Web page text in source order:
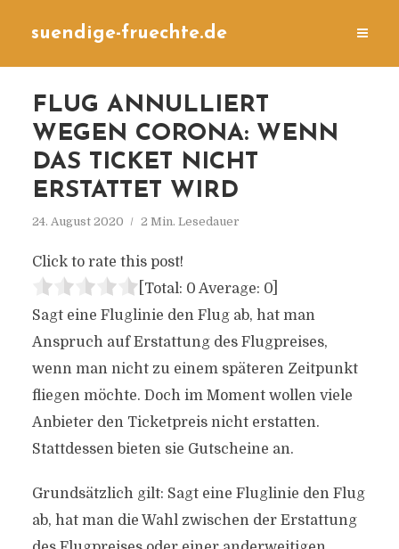
suendige-fruechte.de
FLUG ANNULLIERT
WEGEN CORONA: WENN
DAS TICKET NICHT
ERSTATTET WIRD
24. August 2020 2 Min. Lesedauer
Click to rate this post!
[Total: 0 Average: 0]
Sagt eine Fluglinie den Flug ab, hat man
Anspruch auf Erstattung des Flugpreises,
wenn man nicht zu einem späteren Zeitpunkt
fliegen möchte. Doch im Moment wollen viele
Anbieter den Ticketpreis nicht erstatten.
Stattdessen bieten sie Gutscheine an.
Grundsätzlich gilt: Sagt eine Fluglinie den Flug
ab, hat man die Wahl zwischen der Erstattung